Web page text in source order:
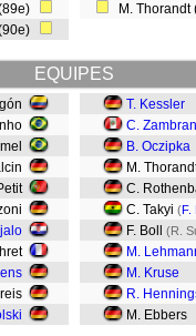
M.
EQUIPES
T. Kessler
C.
B. Oczipka
M.
C.
C. Takyi (F.
F. Boll (R.
M.
M. Kruse
R.
M. Ebbers